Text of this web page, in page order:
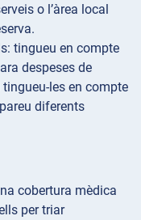
o l’àrea local
tingueu en compte
despeses de
les en compte
diferents
cobertura mèdica
per triar